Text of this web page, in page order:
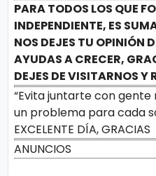
PARA TODOS LOS QUE
INDEPENDIENTE, ES
NOS DEJES TU OPINIÓN
AYUDAS A CRECER,
DEJES DE VISITARNOS Y
“Evita juntarte con
un problema para cada
EXCELENTE DÍA, GRACIAS
ANUNCIOS